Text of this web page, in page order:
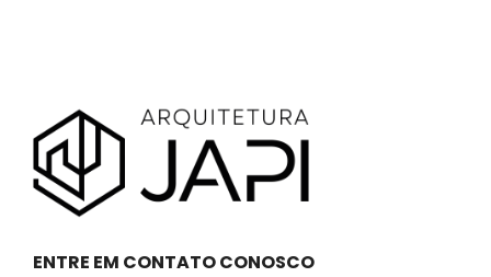
ENTRE EM CONTATO CONOSCO